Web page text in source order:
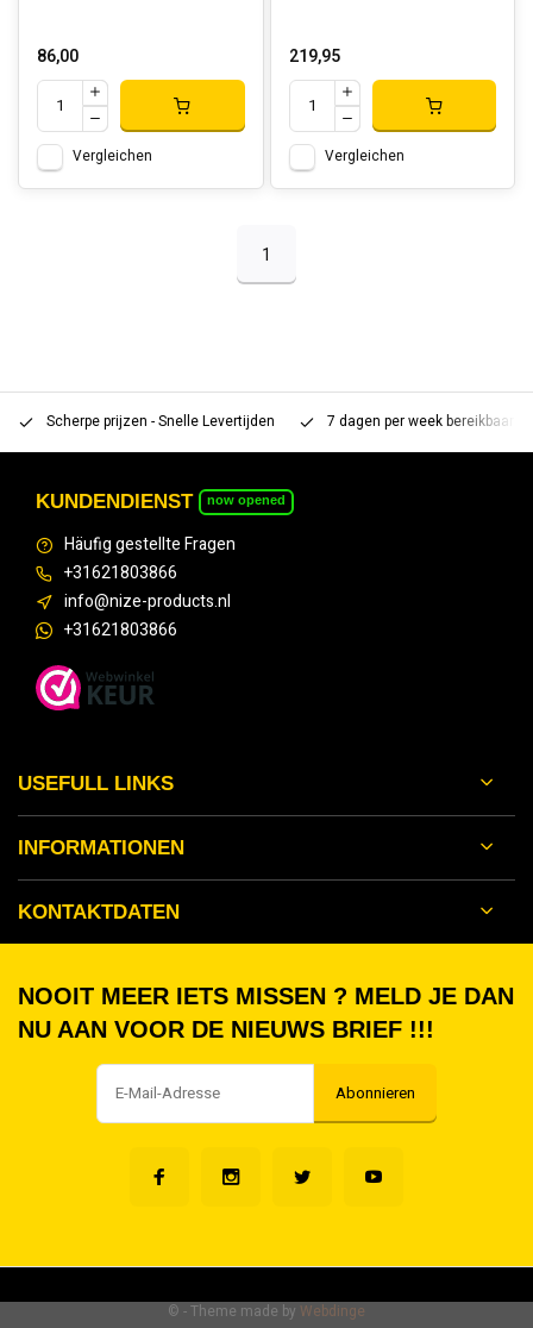
86,00
Vergleichen
219,95
Vergleichen
1
Scherpe prijzen - Snelle Levertijden 7 dagen per week bereikbaar
KUNDENDIENST now opened
Häufig gestellte Fragen
+31621803866
info@nize-products.nl
+31621803866
USEFULL LINKS
INFORMATIONEN
KONTAKTDATEN
NOOIT MEER IETS MISSEN ? MELD JE DAN
NU AAN VOOR DE NIEUWS BRIEF !!!
Abonnieren
© - Theme made by Webdinge